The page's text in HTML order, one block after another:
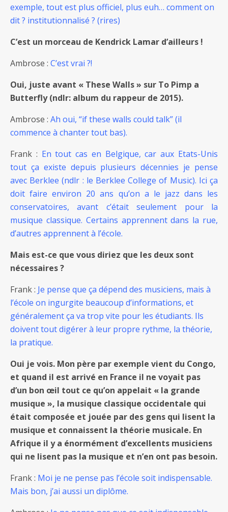
exemple, tout est plus officiel, plus euh… comment on
dit ? institutionnalisé ? (rires)
C’est un morceau de Kendrick Lamar d’ailleurs !
Ambrose : C’est vrai ?!
Oui, juste avant « These Walls » sur To Pimp a
Butterfly (ndlr: album du rappeur de 2015).
Ambrose : Ah oui, “if these walls could talk” (il
commence à chanter tout bas).
Frank : En tout cas en Belgique, car aux Etats-Unis
tout ça existe depuis plusieurs décennies je pense
avec Berklee (ndlr : le Berklee College of Music). Ici ça
doit faire environ 20 ans qu’on a le jazz dans les
conservatoires, avant c’était seulement pour la
musique classique. Certains apprennent dans la rue,
d’autres apprennent à l’école.
Mais est-ce que vous diriez que les deux sont
nécessaires ?
Frank : Je pense que ça dépend des musiciens, mais à
l’école on ingurgite beaucoup d’informations, et
généralement ça va trop vite pour les étudiants. Ils
doivent tout digérer à leur propre rythme, la théorie,
la pratique.
Oui je vois. Mon père par exemple vient du Congo,
et quand il est arrivé en France il ne voyait pas
d’un bon œil tout ce qu’on appelait « la grande
musique », la musique classique occidentale qui
était composée et jouée par des gens qui lisent la
musique et connaissent la théorie musicale. En
Afrique il y a énormément d’excellents musiciens
qui ne lisent pas la musique et n’en ont pas besoin.
Frank : Moi je ne pense pas l’école soit indispensable.
Mais bon, j’ai aussi un diplôme.